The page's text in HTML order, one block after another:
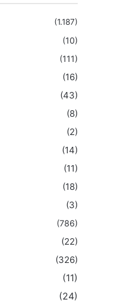
(1.187)
(10)
(111)
(16)
(43)
(8)
(2)
(14)
(11)
(18)
(3)
(786)
(22)
(326)
(11)
(24)